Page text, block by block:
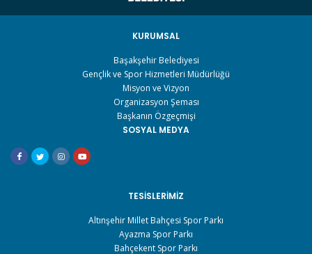
KURUMSAL
Başakşehir Belediyesi
Gençlik ve Spor Hizmetleri Müdürlüğü
Misyon ve Vizyon
Organizasyon Şeması
Başkanın Özgeçmişi
SOSYAL MEDYA
TESISLERIMIZ
Altınşehir Millet Bahçesi Spor Parkı
Ayazma Spor Parkı
Bahçekent Spor Parkı